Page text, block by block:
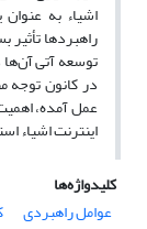
اشیاء به
راهبردها تأثیر
توسعه آتی
در کانون توجه
عمل آمده،
اینترنت اشیاء
کلیدواژه‌ها
عوامل راهبردی